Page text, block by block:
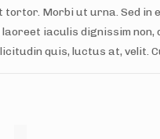
Morbi ut urna. Sed in
iaculis dignissim
quis, luctus at, velit.